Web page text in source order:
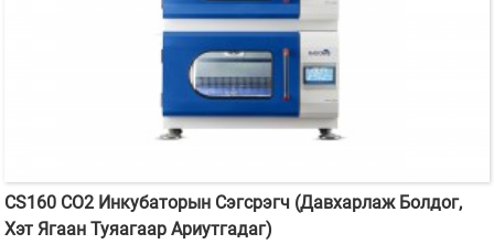
CS160 CO2 Инкубаторын Сэгсрэгч (Давхарлаж Болдог,
Хэт Ягаан Туяагаар Ариутгадаг)